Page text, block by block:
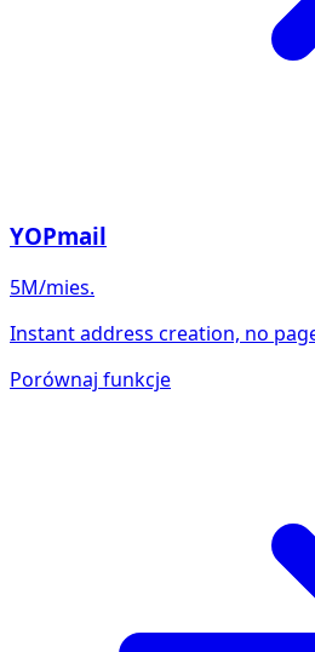
YOPmail
5M/mies.
Instant address creation, no
Porównaj funkcje